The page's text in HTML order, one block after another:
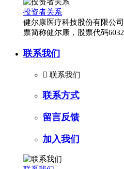
投资者关系
健尔康医疗科技股份有限公
票简称健尔康，股票代码
联系我们
 联系我们
联系方式
留言反馈
加入我们